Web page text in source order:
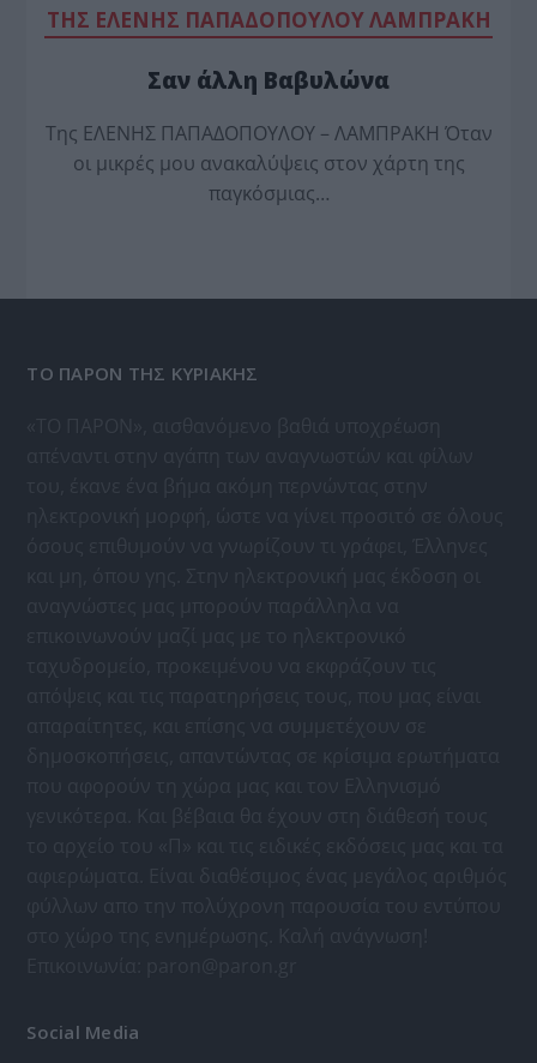
TΗΣ ΕΛΕΝΗΣ ΠΑΠΑΔΟΠΟΥΛΟΥ ΛΑΜΠΡΑΚΗ
Σαν άλλη Βαβυλώνα
Της ΕΛΕΝΗΣ ΠΑΠΑΔΟΠΟΥΛΟΥ – ΛΑΜΠΡΑΚΗ Όταν
οι μικρές μου ανακαλύψεις στον χάρτη της
παγκόσμιας…
ΤΟ ΠΑΡΟΝ ΤΗΣ ΚΥΡΙΑΚΗΣ
Social Media